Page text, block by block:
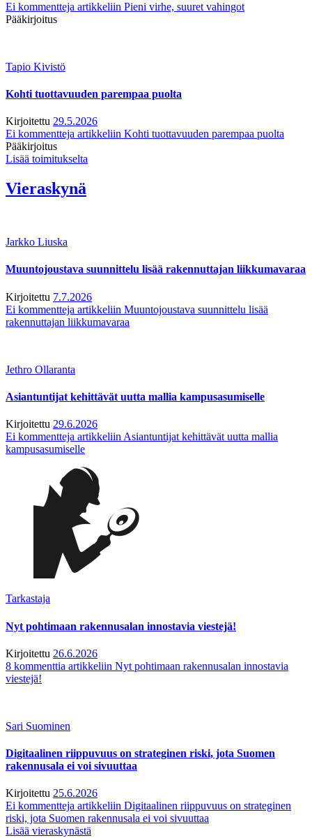
Ei kommentteja artikkeliin Pieni virhe, suuret vahingot
Pääkirjoitus
Tapio Kivistö
Kohti tuottavuuden parempaa puolta
Kirjoitettu 29.5.2026
Ei kommentteja artikkeliin Kohti tuottavuuden parempaa puolta
Pääkirjoitus
Lisää toimitukselta
Vieraskynä
Jarkko Liuska
Muuntojoustava suunnittelu lisää rakennuttajan liikkumavaraa
Kirjoitettu 7.7.2026
Ei kommentteja artikkeliin Muuntojoustava suunnittelu lisää
rakennuttajan liikkumavaraa
Jethro Ollaranta
Asiantuntijat kehittävät uutta mallia kampusasumiselle
Kirjoitettu 29.6.2026
Ei kommentteja artikkeliin Asiantuntijat kehittävät uutta mallia
kampusasumiselle
Tarkastaja
Nyt pohtimaan rakennusalan innostavia viestejä!
Kirjoitettu 26.6.2026
8 kommenttia artikkeliin Nyt pohtimaan rakennusalan innostavia
viestejä!
Sari Suominen
Digitaalinen riippuvuus on strateginen riski, jota Suomen
rakennusala ei voi sivuuttaa
Kirjoitettu 25.6.2026
Ei kommentteja artikkeliin Digitaalinen riippuvuus on strateginen
riski, jota Suomen rakennusala ei voi sivuuttaa
Lisää vieraskynästä